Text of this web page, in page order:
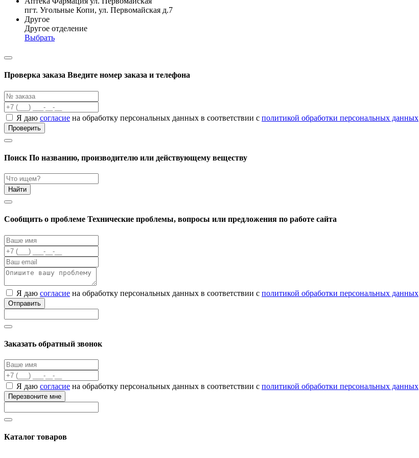
пгт. Угольные Копи, ул. Первомайская д.7
Другое
Другое отделение
Выбрать
Проверка заказа Введите номер заказа и телефона
Я даю согласие на обработку персональных данных в соответствии с политикой обработки персональных данных
Проверить
Поиск По названию, производителю или действующему веществу
Найти
Cообщить о проблеме Технические проблемы, вопросы или предложения по работе сайта
Я даю согласие на обработку персональных данных в соответствии с политикой обработки персональных данных
Отправить
Заказать обратный звонок
Я даю согласие на обработку персональных данных в соответствии с политикой обработки персональных данных
Перезвоните мне
Каталог товаров